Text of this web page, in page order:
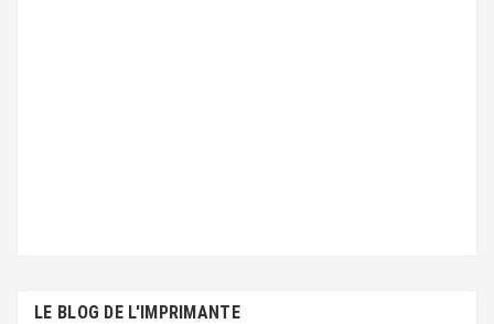
LE BLOG DE L'IMPRIMANTE